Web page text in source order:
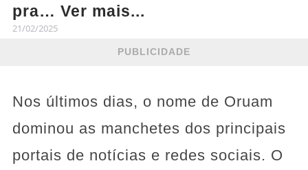
pra… Ver mais...
21/02/2025
PUBLICIDADE
Nos últimos dias, o nome de Oruam
dominou as manchetes dos principais
portais de notícias e redes sociais. O